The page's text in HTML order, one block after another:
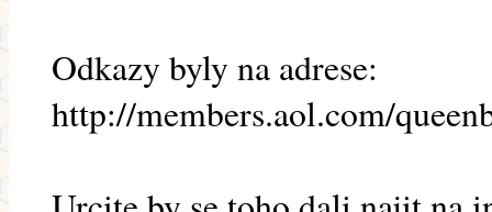
Odkazy byly na adrese:
http://members.aol.com/